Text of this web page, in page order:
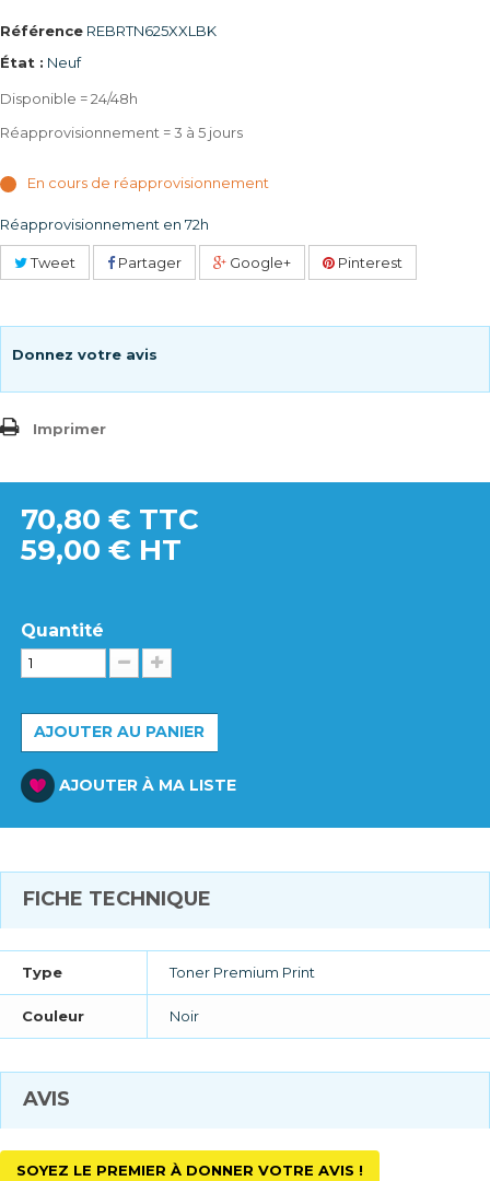
Référence REBRTN625XXLBK
État : Neuf
Disponible = 24/48h
Réapprovisionnement = 3 à 5 jours
En cours de réapprovisionnement
Réapprovisionnement en 72h
Tweet Partager Google+ Pinterest
Donnez votre avis
Imprimer
70,80 € TTC
59,00 € HT
Quantité
AJOUTER AU PANIER
AJOUTER À MA LISTE
FICHE TECHNIQUE
Type Toner Premium Print
Couleur Noir
AVIS
SOYEZ LE PREMIER À DONNER VOTRE AVIS !